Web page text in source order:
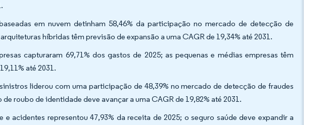
em nuvem detinham 58,46% da participação no mercado de detecção de
híbridas têm previsão de expansão a uma CAGR de 19,34% até 2031.
capturaram 69,71% dos gastos de 2025; as pequenas e médias empresas têm
até 2031.
liderou com uma participação de 48,39% no mercado de detecção de fraudes
roubo de identidade deve avançar a uma CAGR de 19,82% até 2031.
acidentes representou 47,93% da receita de 2025; o seguro saúde deve expandir a